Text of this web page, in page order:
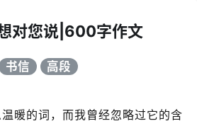
对您说|600字作文
书信 高段
的词，而我曾经忽略过它的含